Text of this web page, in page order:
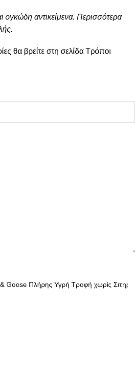
ογκώδη αντικείμενα. Περισσότερα
θα βρείτε στη σελίδα Τρόποι